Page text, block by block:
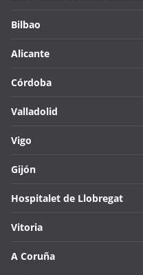
Bilbao
Alicante
Córdoba
Valladolid
Vigo
Gijón
Hospitalet de Llobregat
Vitoria
A Coruña